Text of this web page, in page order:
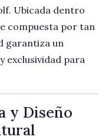
Ubicada dentro
compuesta por tan
garantiza un
exclusividad para
y Diseño